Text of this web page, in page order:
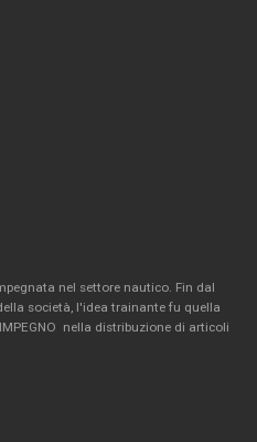
nel settore nautico. Fin dal
società, l'idea trainante fu quella
nella distribuzione di articoli